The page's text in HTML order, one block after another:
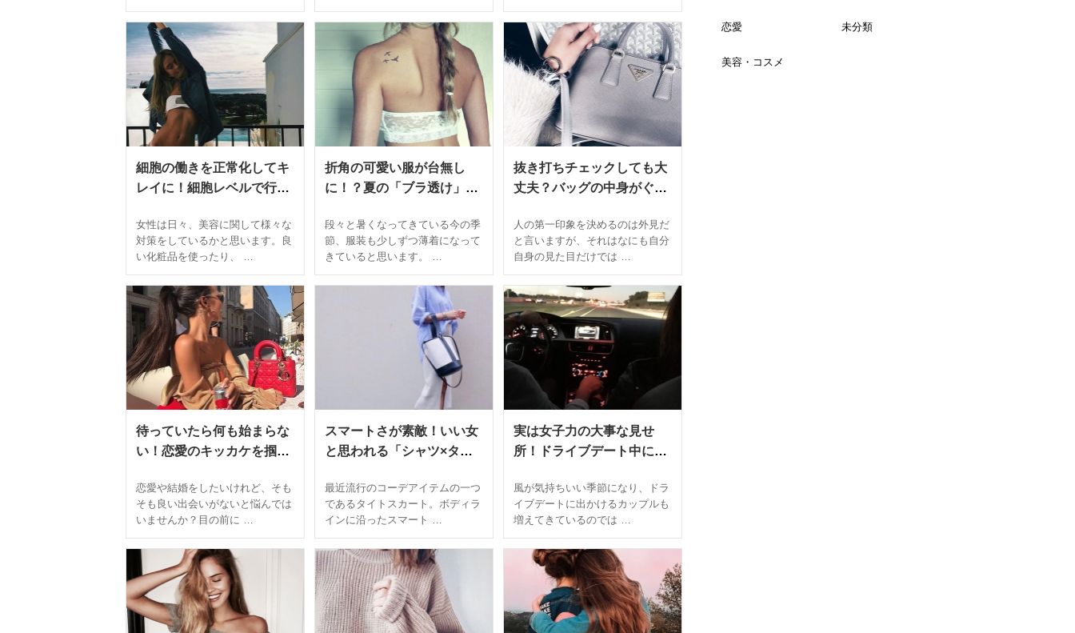
細胞の働きを正常化してキ
レイに！細胞レベルで行う
注目
女性は日々、美容に関して様々な
対策をしているかと思います。良
い化粧品を使ったり、 …
折角の可愛い服が台無し
に！？夏の「ブラ透け」を
段々と暑くなってきている今の季
節、服装も少しずつ薄着になって
きていると思います。 …
抜き打ちチェックしても大
丈夫？バッグの中身がぐち
人の第一印象を決めるのは外見だ
と言いますが、それはなにも自分
自身の見た目だけでは …
待っていたら何も始まらな
い！恋愛のキッカケを掴む
恋愛や結婚をしたいけれど、そも
そも良い出会いがないと悩んでは
いませんか？目の前に …
スマートさが素敵！いい女
と思われる「シャツ×タイ
最近流行のコーデアイテムの一つ
であるタイトスカート。ボディラ
インに沿ったスマート …
実は女子力の大事な見せ
所！ドライブデート中にや
行動
風が気持ちいい季節になり、ドラ
イブデートに出かけるカップルも
増えてきているのでは …
恋愛 未分類
美容・コスメ